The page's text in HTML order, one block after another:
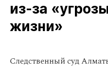
из‑за
жизни»
Следственный суд